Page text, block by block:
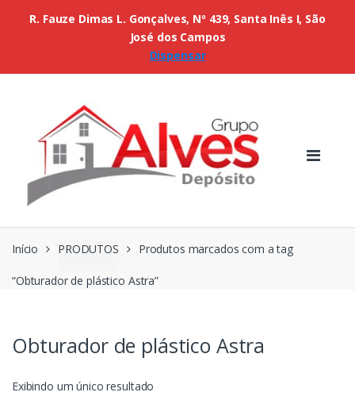
Início PRODUTOS Produtos marcados com a tag
“Obturador de plástico Astra”
Obturador de plástico Astra
Exibindo um único resultado
R. Fauze Dimas L. Gonçalves, Nº 439, Santa Inês I, São
José dos Campos
Dispensar